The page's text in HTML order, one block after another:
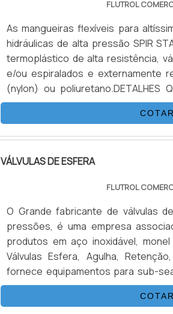
FLUTROL
As mangueiras flexíveis para
hidráulicas de alta pressão SPIR
termoplástico de alta resistência,
e/ou espiralados e externamente
(nylon) ou poliuretano.DETALHES
combinação, adicionada a um
resulta em uma mangueira
Desenvolv.
VÁLVULAS DE ESFERA
FLUTROL
O Grande fabricante de válvulas
pressões, é uma empresa
produtos em aço inoxidável,
Válvulas Esfera, Agulha,
fornece equipamentos para sub-
IMPORTANTE DESTACAR
PRODUTOSuas principais